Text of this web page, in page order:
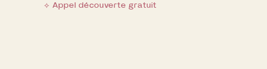
⟡ Appel découverte gratuit